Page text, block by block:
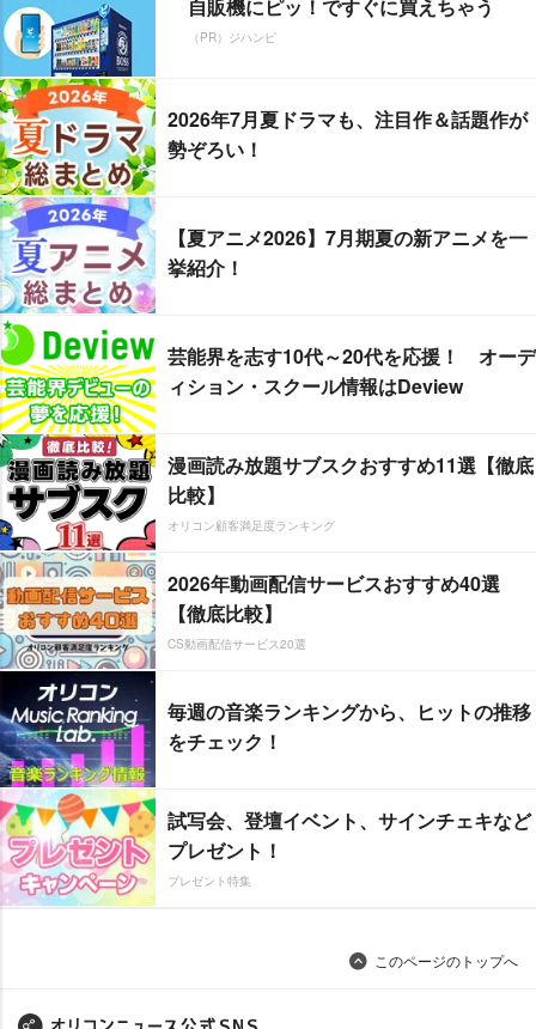
自販機にピッ！ですぐに買えちゃう
（PR）ジハンピ
2026年7月夏ドラマも、注目作＆話題作が
勢ぞろい！
【夏アニメ2026】7月期夏の新アニメを一
挙紹介！
芸能界を志す10代～20代を応援！ オーデ
ィション・スクール情報はDeview
漫画読み放題サブスクおすすめ11選【徹底
比較】
オリコン顧客満足度ランキング
2026年動画配信サービスおすすめ40選
【徹底比較】
CS動画配信サービス20選
毎週の音楽ランキングから、ヒットの推移
をチェック！
試写会、登壇イベント、サインチェキなど
プレゼント！
プレゼント特集
このページのトップへ